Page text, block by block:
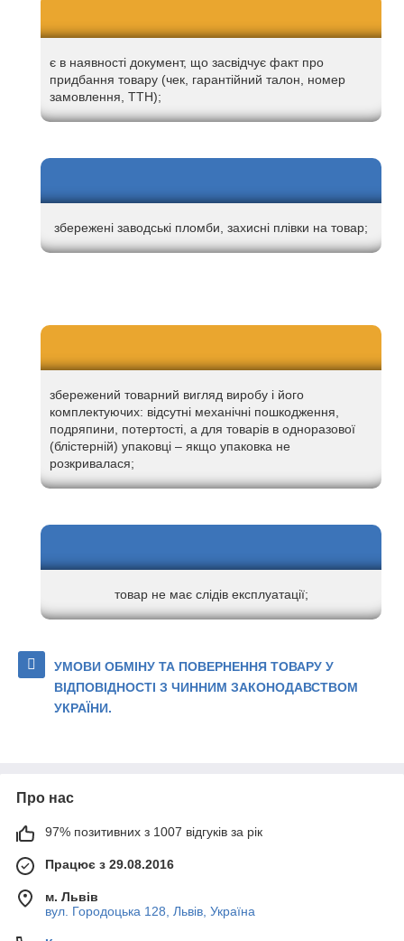
є в наявності документ, що засвідчує факт про
придбання товару (чек, гарантійний талон, номер
замовлення, ТТН);
збережені заводські пломби, захисні плівки на товар;
збережений товарний вигляд виробу і його
комплектуючих: відсутні механічні пошкодження,
подряпини, потертості, а для товарів в одноразової
(блістерній) упаковці – якщо упаковка не
розкривалася;
товар не має слідів експлуатації;
УМОВИ ОБМІНУ ТА ПОВЕРНЕННЯ ТОВАРУ У
ВІДПОВІДНОСТІ З ЧИННИМ ЗАКОНОДАВСТВОМ
УКРАЇНИ.
Про нас
97% позитивних з 1007 відгуків за рік
Працює з 29.08.2016
м. Львів
вул. Городоцька 128, Львів, Україна